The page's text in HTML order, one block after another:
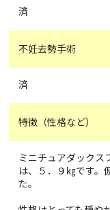
済
不妊去勢手術
済
特徴（性格など）
ミニチュアダックス
は、５．９㎏です。
た。